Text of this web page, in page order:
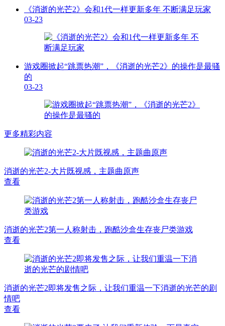
《消逝的光芒2》会和1代一样更新多年 不断满足玩家
03-23
游戏圈掀起“跳票热潮”，《消逝的光芒2》的操作是最骚
的
03-23
更多精彩内容
消逝的光芒2-大片既视感，主题曲原声
查看
消逝的光芒2第一人称射击，跑酷沙盒生存丧尸类游戏
查看
消逝的光芒2即将发售之际，让我们重温一下消逝的光芒的剧
情吧
查看